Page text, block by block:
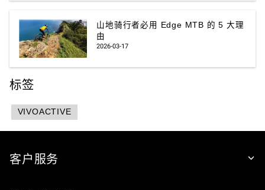
山地骑行者必用 Edge MTB 的 5 大理
由
2026-03-17
标签
VIVOACTIVE
客户服务